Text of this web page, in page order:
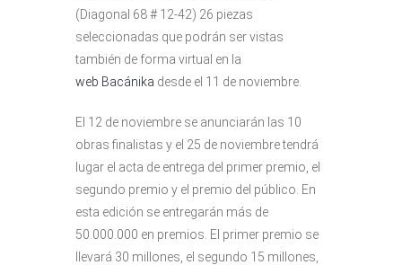
(Diagonal 68 # 12-42) 26 piezas
seleccionadas que podrán ser vistas
también de forma virtual en la
web Bacánika desde el 11 de noviembre.
El 12 de noviembre se anunciarán las 10
obras finalistas y el 25 de noviembre tendrá
lugar el acta de entrega del primer premio, el
segundo premio y el premio del público. En
esta edición se entregarán más de
50.000.000 en premios. El primer premio se
llevará 30 millones, el segundo 15 millones,